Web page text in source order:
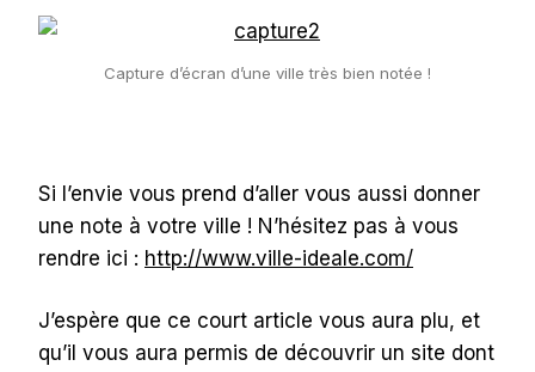
Capture d’écran d’une ville très bien notée !
Si l’envie vous prend d’aller vous aussi donner
une note à votre ville ! N’hésitez pas à vous
rendre ici : http://www.ville-ideale.com/
J’espère que ce court article vous aura plu, et
qu’il vous aura permis de découvrir un site dont